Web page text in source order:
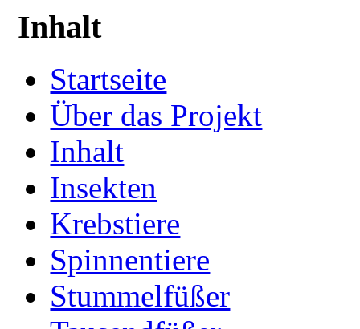
Inhalt
Startseite
Über das Projekt
Inhalt
Insekten
Krebstiere
Spinnentiere
Stummelfüßer